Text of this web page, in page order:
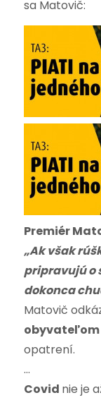
sa Matovič:
Premiér
„Ak však
pripravujú o
dokonca
Matovič
obyvateľom
opatrení.
…
Covid nie je